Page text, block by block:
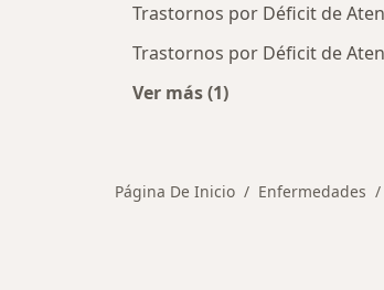
Trastornos por Déficit de
Trastornos por Déficit de
Ver más (1)
Página De Inicio Enfermedades